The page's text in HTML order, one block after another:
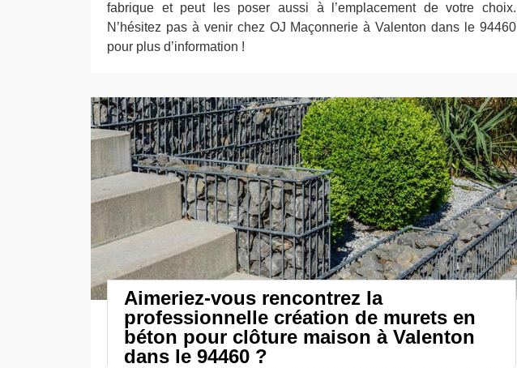
fabrique et peut les poser aussi à l’emplacement de votre choix.
N’hésitez pas à venir chez OJ Maçonnerie à Valenton dans le 94460
pour plus d’information !
Aimeriez-vous rencontrez la
professionnelle création de murets en
béton pour clôture maison à Valenton
dans le 94460 ?